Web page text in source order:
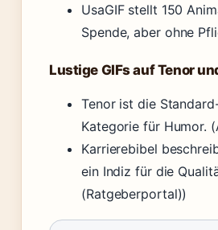
UsaGIF stellt 150
Spende, aber ohne
Lustige GIFs auf Tenor
Tenor ist die
Kategorie für Humor.
Karrierebibel
ein Indiz für die
(Ratgeberportal))